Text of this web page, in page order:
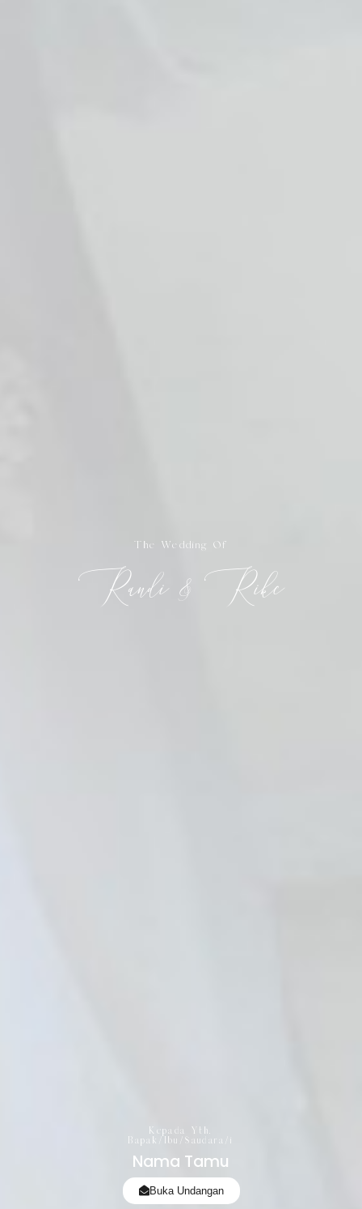
The Wedding Of
Randi & Rike
Kepada Yth.
Bapak/Ibu/Saudara/i
Nama Tamu
Buka Undangan